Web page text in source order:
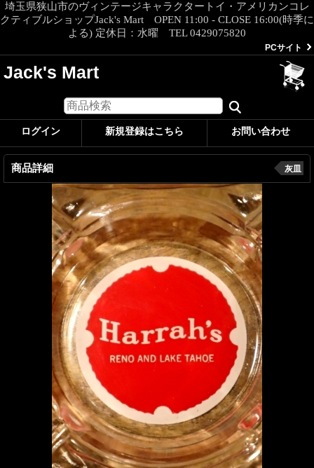
埼玉県狭山市のヴィンテージキャラクタートイ・アメリカンコレ
クティブルショップJack's Mart OPEN 11:00 - CLOSE 16:00(時季に
よる) 定休日：水曜 TEL 0429075820
PCサイト
Jack's Mart
ログイン 新規登録はこちら お問い合わせ
商品詳細 灰皿